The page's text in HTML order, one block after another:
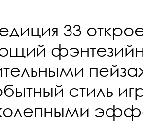
33
стиль